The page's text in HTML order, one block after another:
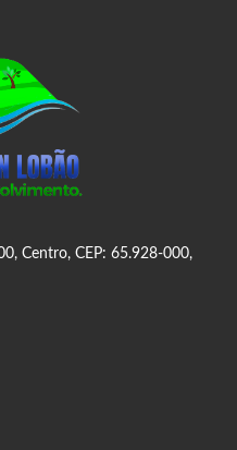
Centro, CEP: 65.928-000,